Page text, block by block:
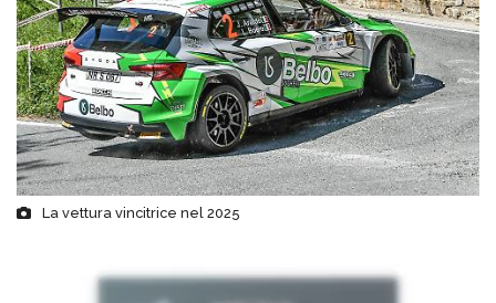
La vettura vincitrice nel 2025